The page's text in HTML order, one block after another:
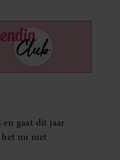
en gaat dit jaar
het nu niet